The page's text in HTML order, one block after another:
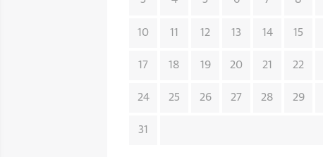
10 11 12 13 14 15
17 18 19 20 21 22
24 25 26 27 28 29
31